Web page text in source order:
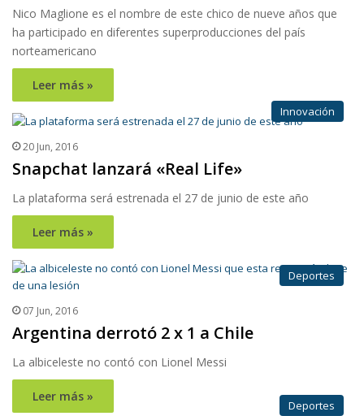
Nico Maglione es el nombre de este chico de nueve años que
ha participado en diferentes superproducciones del país
norteamericano
Leer más »
Innovación
20 Jun, 2016
Snapchat lanzará «Real Life»
La plataforma será estrenada el 27 de junio de este año
Leer más »
Deportes
07 Jun, 2016
Argentina derrotó 2 x 1 a Chile
La albiceleste no contó con Lionel Messi
Leer más »
Deportes